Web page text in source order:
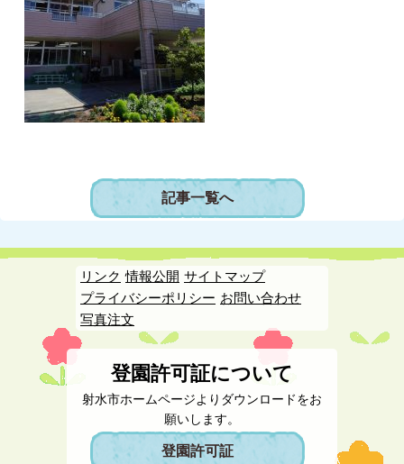
記事一覧へ
リンク 情報公開 サイトマップ
プライバシーポリシー お問い合わせ
写真注文
登園許可証について
射水市ホームページよりダウンロードをお
願いします。
登園許可証